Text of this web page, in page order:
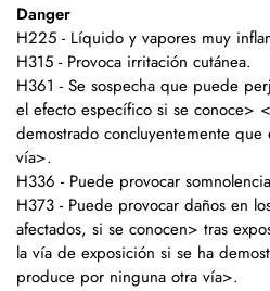
Danger
H225 - Líquido y vapores muy
H315 - Provoca irritación cutánea.
H361 - Se sospecha que puede
el efecto específico si se conoce>
demostrado concluyentemente
vía>.
H336 - Puede provocar
H373 - Puede provocar daños en
afectados, si se conocen> tras
la vía de exposición si se ha
produce por ninguna otra vía>.